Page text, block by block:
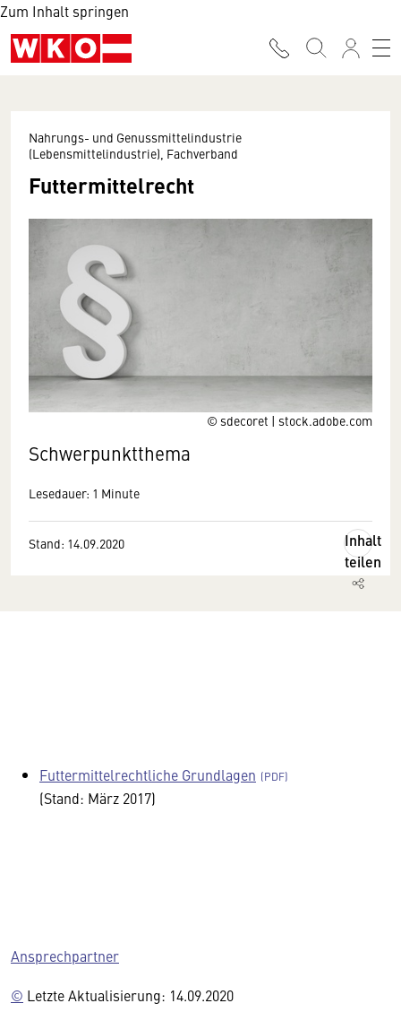
Zum Inhalt springen
© sdecoret | stock.adobe.com
Nahrungs- und Genussmittelindustrie
(Lebensmittelindustrie), Fachverband
Futtermittelrecht
Schwerpunktthema
Lesedauer: 1 Minute
Stand: 14.09.2020
Inhalt
teilen
Futtermittelrechtliche Grundlagen
(Stand: März 2017)
Ansprechpartner
© Letzte Aktualisierung: 14.09.2020